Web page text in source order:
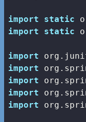
import
static
import
static
import
import
import
import
import